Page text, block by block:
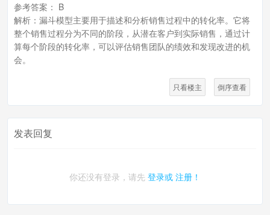
参考答案： B
解析：漏斗模型主要用于描述和分析销售过程中的转化率。它将
整个销售过程分为不同的阶段，从潜在客户到实际销售，通过计
算每个阶段的转化率，可以评估销售团队的绩效和发现改进的机
会。
只看楼主 倒序查看
发表回复
你还没有登录，请先 登录或 注册！